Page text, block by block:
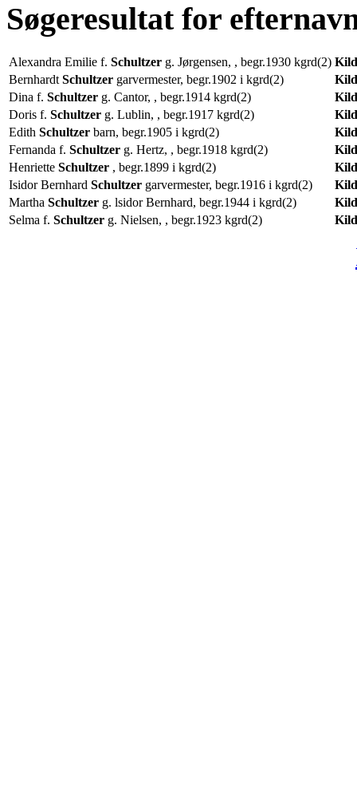
Søgeresultat for
Alexandra Emilie f. Schultzer g. Jørgensen, , begr.1930 kgrd(2)
Bernhardt Schultzer garvermester, begr.1902 i kgrd(2)
Dina f. Schultzer g. Cantor, , begr.1914 kgrd(2)
Doris f. Schultzer g. Lublin, , begr.1917 kgrd(2)
Edith Schultzer barn, begr.1905 i kgrd(2)
Fernanda f. Schultzer g. Hertz, , begr.1918 kgrd(2)
Henriette Schultzer , begr.1899 i kgrd(2)
Isidor Bernhard Schultzer garvermester, begr.1916 i kgrd(2)
Martha Schultzer g. lsidor Bernhard, begr.1944 i kgrd(2)
Selma f. Schultzer g. Nielsen, , begr.1923 kgrd(2)